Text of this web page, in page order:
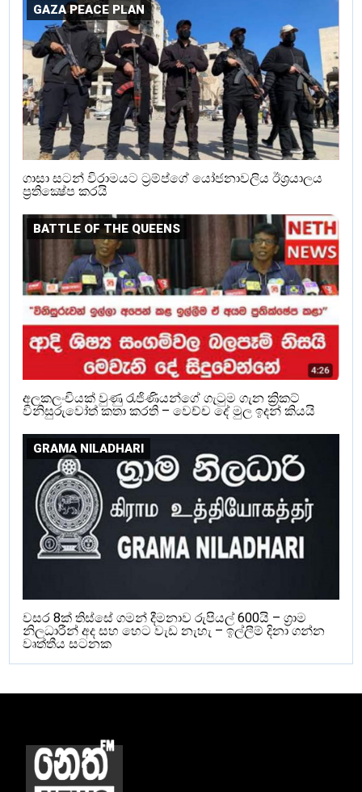
GAZA PEACE PLAN
ගාසා සටන් විරාමයට ට්‍රම්ප්ගේ යෝජනාවලිය ඊශ්‍රයාලය
ප්‍රතික්‍ෂේප කරයි
BATTLE OF THE QUEENS‍
අලකලංචියක් වුණු රැජිණියන්ගේ ගැටුම ගැන ක්‍රිකට්
විනිසුරුවෝත් කතා කරති – වෙච්ච දේ මුල ඉදන් කියයි
GRAMA NILADHARI
වසර 8ක් තිස්සේ ගමන් දීමනාව රුපියල් 600යි – ග්‍රාම
නිලධාරීන් අද සහ හෙට වැඩ නැහැ – ඉල්ලීම් දිනා ගන්න
වෘත්තීය සටනක